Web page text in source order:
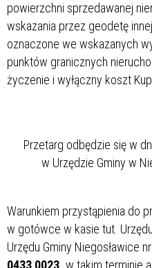
powierzchni sprzedawanej
wskazania przez geodetę
oznaczone we wskazanych
punktów granicznych
życzenie i wyłączny koszt
Przetarg odbędzie się w
w Urzędzie Gminy w
Warunkiem przystąpienia do
w gotówce w kasie tut.
Urzędu Gminy Niegosławice nr